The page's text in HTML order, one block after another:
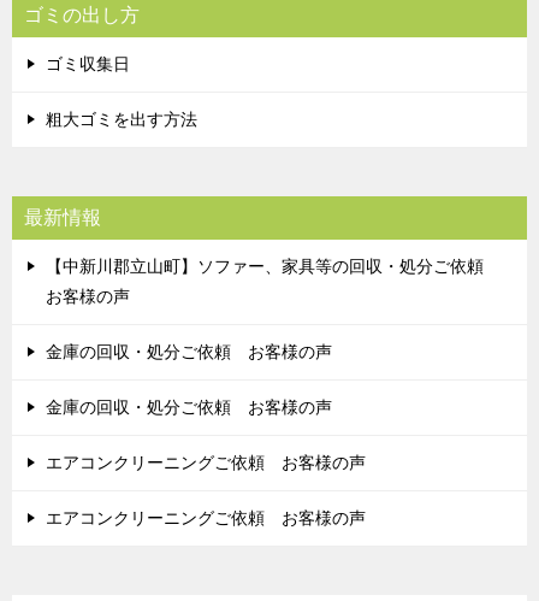
ゴミの出し方
ゴミ収集日
粗大ゴミを出す方法
最新情報
【中新川郡立山町】ソファー、家具等の回収・処分ご依頼
お客様の声
金庫の回収・処分ご依頼 お客様の声
金庫の回収・処分ご依頼 お客様の声
エアコンクリーニングご依頼 お客様の声
エアコンクリーニングご依頼 お客様の声